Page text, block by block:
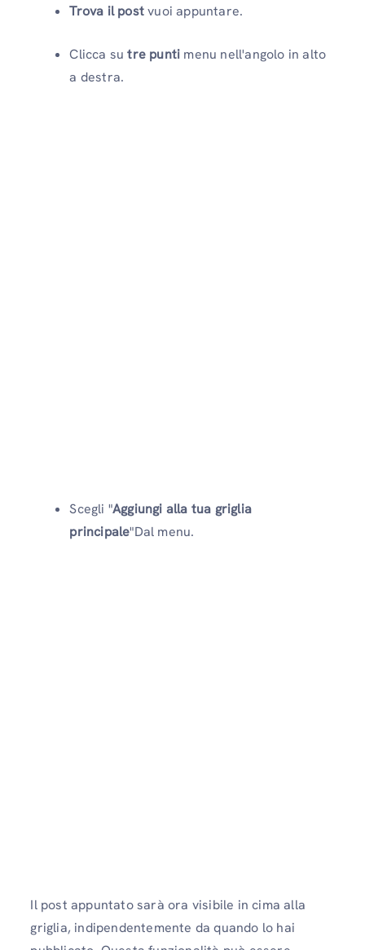
Trova il postvuoi appuntare.
Clicca sutre punti menu nell'angolo in alto
a destra.
Scegli "Aggiungi alla tua griglia
principale"Dal menu.
Il post appuntato sarà ora visibile in cima alla
griglia, indipendentemente da quando lo hai